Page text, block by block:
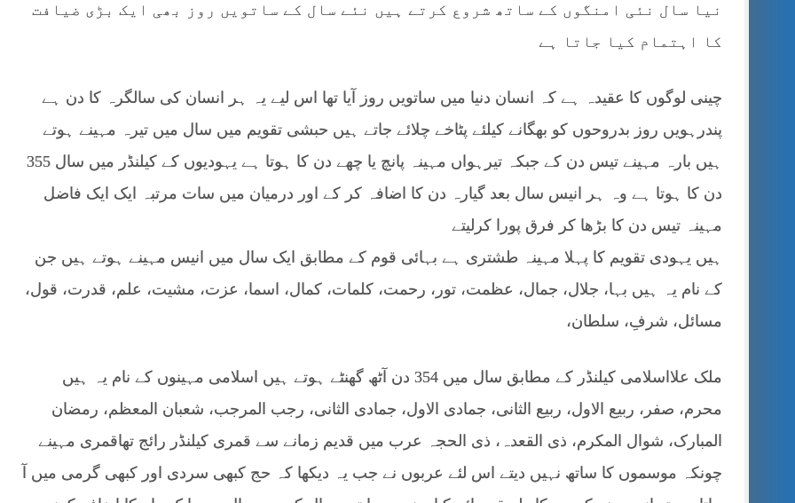
نیا سال نئی امنگوں کے ساتھ شروع کرتے ہیں نئے سال کے ساتویں روز بھی ایک بڑی ضیافت
کا اہتمام کیا جاتا ہے
چینی لوگوں کا عقیدہ ہے کہ انسان دنیا میں ساتویں روز آیا تھا اس لیے یہ ہر انسان کی سالگرہ کا دن ہے
پندرہویں روز بدروحوں کو بھگانے کیلئے پٹاخے چلائے جاتے ہیں حبشی تقویم میں سال میں تیرہ مہینے ہوتے
ہیں بارہ مہینے تیس دن کے جبکہ تیرہواں مہینہ پانچ یا چھے دن کا ہوتا ہے یہودیوں کے کیلنڈر میں سال 355
دن کا ہوتا ہے وہ ہر انیس سال بعد گیارہ دن کا اضافہ کر کے اور درمیان میں سات مرتبہ ایک ایک فاضل
مہینہ تیس دن کا بڑھا کر فرق پورا کرلیتے
ہیں یہودی تقویم کا پہلا مہینہ طشتری ہے بہائی قوم کے مطابق ایک سال میں انیس مہینے ہوتے ہیں جن
کے نام یہ ہیں بہا، جلال، جمال، عظمت، تور، رحمت، کلمات، کمال، اسما، عزت، مشیت، علم، قدرت، قول،
مسائل، شرفِ، سلطان،
ملک علااسلامی کیلنڈر کے مطابق سال میں 354 دن آٹھ گھنٹے ہوتے ہیں اسلامی مہینوں کے نام یہ ہیں
محرم، صفر، ربیع الاول، ربیع الثانی، جمادی الاول، جمادی الثانی، رجب المرجب، شعبان المعظم، رمضان
المبارک، شوال المکرم، ذی القعدہ، ذی الحجہ عرب میں قدیم زمانے سے قمری کیلنڈر رائج تھاقمری مہینے
چونکہ موسموں کا ساتھ نہیں دیتے اس لئے عربوں نے جب یہ دیکھا کہ حج کبھی سردی اور کبھی گرمی میں آ